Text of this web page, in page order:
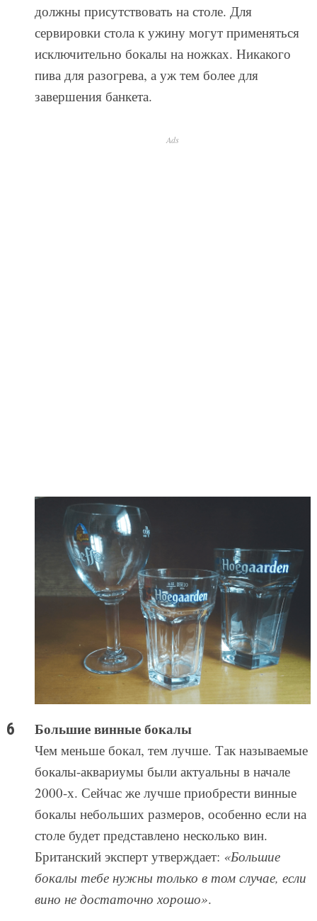
должны присутствовать на столе. Для
сервировки стола к ужину могут применяться
исключительно бокалы на ножках. Никакого
пива для разогрева, а уж тем более для
завершения банкета.
Ads
Большие винные бокалы
Чем меньше бокал, тем лучше. Так называемые
бокалы-аквариумы были актуальны в начале
2000-х. Сейчас же лучше приобрести винные
бокалы небольших размеров, особенно если на
столе будет представлено несколько вин.
Британский эксперт утверждает: «Большие
бокалы тебе нужны только в том случае, если
вино не достаточно хорошо».